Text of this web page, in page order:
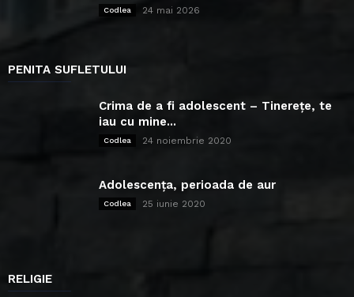
Codlea 24 mai 2026
PENITA SUFLETULUI
Crima de a fi adolescent – Tinerețe, te
iau cu mine...
Codlea 24 noiembrie 2020
Adolescența, perioada de aur
Codlea 25 iunie 2020
RELIGIE